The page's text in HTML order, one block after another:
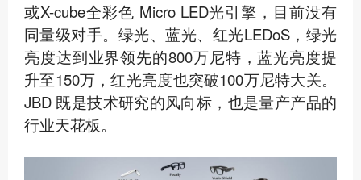
或X-cube全彩色 Micro LED光引擎，目前没有
同量级对手。绿光、蓝光、红光LEDoS，绿光
亮度达到业界领先的800万尼特，蓝光亮度提
升至150万，红光亮度也突破100万尼特大关。
JBD 既是技术研究的风向标，也是量产产品的
行业天花板。